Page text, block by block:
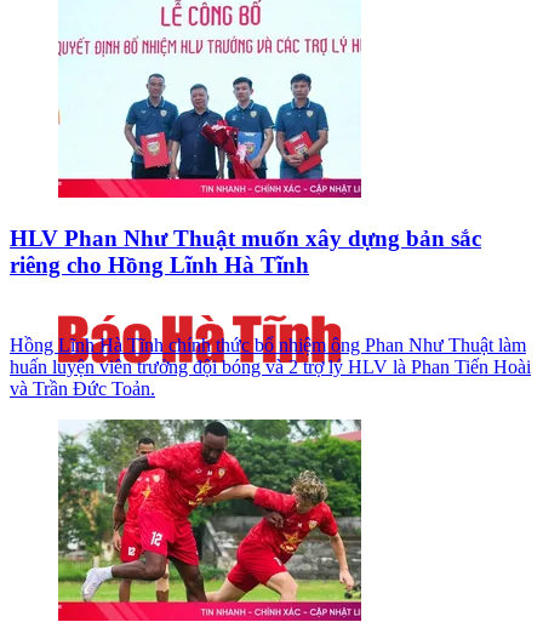
HLV Phan Như Thuật muốn xây dựng bản sắc
riêng cho Hồng Lĩnh Hà Tĩnh
Hồng Lĩnh Hà Tĩnh chính thức bổ nhiệm ông Phan Như Thuật làm
huấn luyện viên trưởng đội bóng và 2 trợ lý HLV là Phan Tiến Hoài
và Trần Đức Toản.